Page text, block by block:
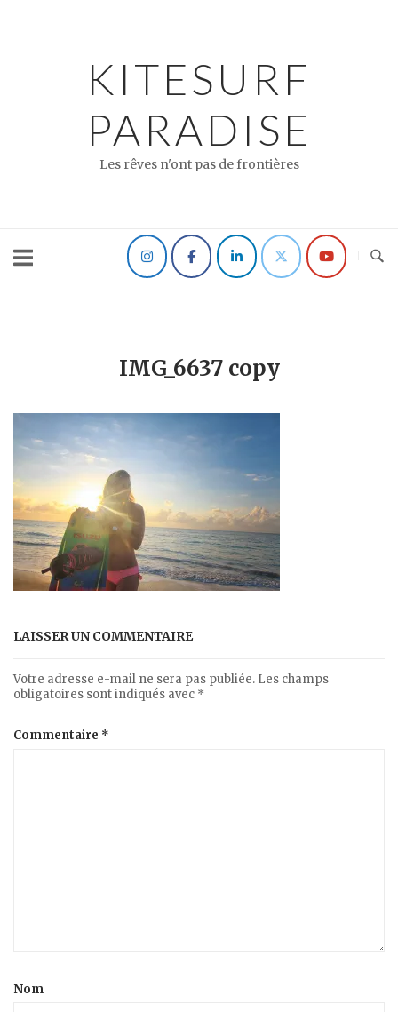
KITESURF
PARADISE
Les rêves n'ont pas de frontières
IMG_6637 copy
LAISSER UN COMMENTAIRE
Votre adresse e-mail ne sera pas publiée. Les champs
obligatoires sont indiqués avec *
Commentaire *
Nom